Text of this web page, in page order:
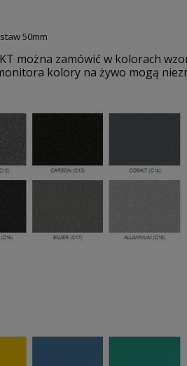
50mm
można zamówić w kolorach
kolory na żywo mogą